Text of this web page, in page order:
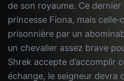
de son royaume. Ce
princesse Fiona, mais
prisonnière par un
un chevalier assez brave
Shrek accepte d’accomplir
échange, le seigneur devra